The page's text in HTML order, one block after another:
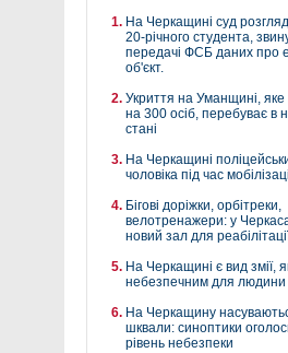
На Черкащині суд
20-річного студента,
передачі ФСБ даних про
об'єкт.
Укриття на Уманщині,
на 300 осіб, перебуває в
стані
На Черкащині
чоловіка під час
Бігові доріжки, орбітреки,
велотренажери: у
новий зал для
На Черкащині є вид змії,
небезпечним для людини
На Черкащину
шквали: синоптики
рівень небезпеки